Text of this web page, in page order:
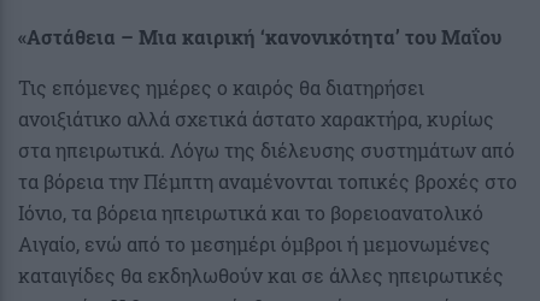
«Αστάθεια – Μια καιρική ‘κανονικότητα’ του Μαΐου
Τις επόμενες ημέρες ο καιρός θα διατηρήσει
ανοιξιάτικο αλλά σχετικά άστατο χαρακτήρα, κυρίως
στα ηπειρωτικά. Λόγω της διέλευσης συστημάτων από
τα βόρεια την Πέμπτη αναμένονται τοπικές βροχές στο
Ιόνιο, τα βόρεια ηπειρωτικά και το βορειοανατολικό
Αιγαίο, ενώ από το μεσημέρι όμβροι ή μεμονωμένες
καταιγίδες θα εκδηλωθούν και σε άλλες ηπειρωτικές